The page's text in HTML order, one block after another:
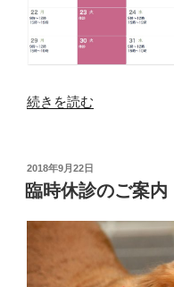
“10
診
療
間
ご
続きを読む
投
稿
日:
2018年9月22日
臨時休診のご案内